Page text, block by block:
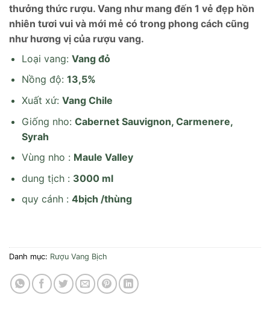
thưởng thức rượu. Vang như mang đến 1 vẻ đẹp hồn
nhiên tươi vui và mới mẻ có trong phong cách cũng
như hương vị của rượu vang.
Loại vang: Vang đỏ
Nồng độ: 13,5%
Xuất xứ: Vang Chile
Giống nho: Cabernet Sauvignon, Carmenere,
Syrah
Vùng nho : Maule Valley
dung tịch : 3000 ml
quy cánh : 4bịch /thùng
Danh mục: Rượu Vang Bịch